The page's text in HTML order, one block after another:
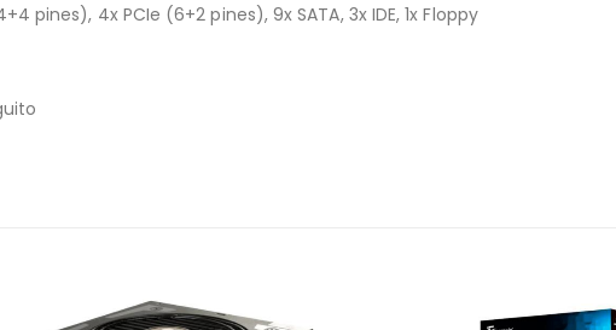
pines), 4x PCIe (6+2 pines), 9x SATA, 3x IDE, 1x Floppy